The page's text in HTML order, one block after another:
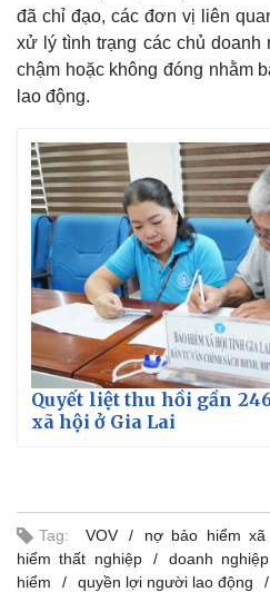
đã chỉ đạo, các đơn vị liên
xử lý tình trạng các chủ doanh
chậm hoặc không đóng nhằm
lao động.
Quyết liệt thu hồi gần
xã hội ở Gia Lai
Tag: VOV nợ bảo hiểm xã
hiểm thất nghiệp
doanh
hiểm
quyền lợi người lao động